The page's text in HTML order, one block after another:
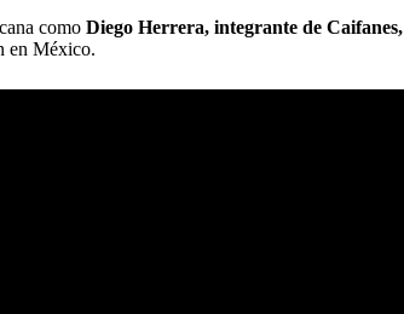
como Diego Herrera, integrante de Caifanes,
en México.